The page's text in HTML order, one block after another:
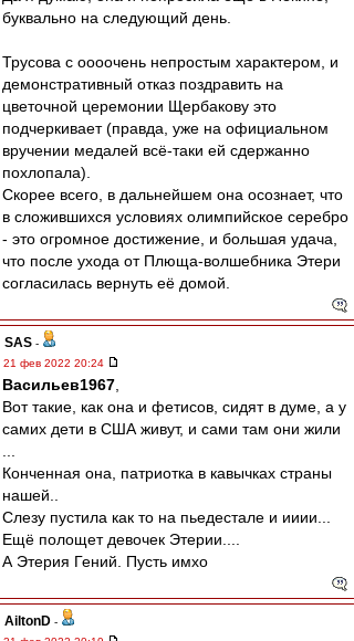
буквально на следующий день.
Трусова с оооочень непростым характером, и
демонстративный отказ поздравить на
цветочной церемонии Щербакову это
подчеркивает (правда, уже на официальном
вручении медалей всё-таки ей сдержанно
похлопала).
Скорее всего, в дальнейшем она осознает, что
в сложившихся условиях олимпийское серебро
- это огромное достижение, и большая удача,
что после ухода от Плюща-волшебника Этери
согласилась вернуть её домой.
SAS -
21 фев 2022 20:24
Васильев1967
Вот такие, как она и фетисов, сидят в думе, а у
самих дети в США живут, и сами там они жили
Конченная она, патриотка в кавычках страны
нашей..
Слезу пустила как то на пьедестале и ииии...
Ещё полощет девочек Этерии....
А Этерия Гений. Пусть имхо
AiltonD -